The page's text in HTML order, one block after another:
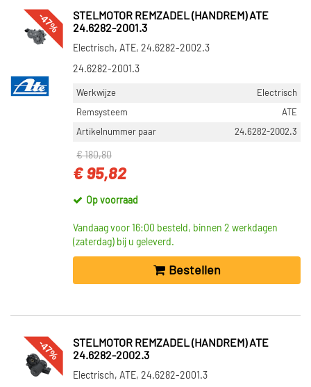
-47%
STELMOTOR REMZADEL (HANDREM) ATE
24.6282-2001.3
Electrisch, ATE, 24.6282-2002.3
24.6282-2001.3
Werkwijze
Electrisch
Remsysteem
ATE
Artikelnummer paar
24.6282-2002.3
€ 180,80
€ 95,82
Op voorraad
Vandaag voor 16:00 besteld, binnen 2 werkdagen
(zaterdag) bij u geleverd.
Bestellen
-47%
STELMOTOR REMZADEL (HANDREM) ATE
24.6282-2002.3
Electrisch, ATE, 24.6282-2001.3